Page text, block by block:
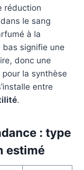
réduction
le sang
à la
signifie une
donc une
la synthèse
entre
.
: type
estimé